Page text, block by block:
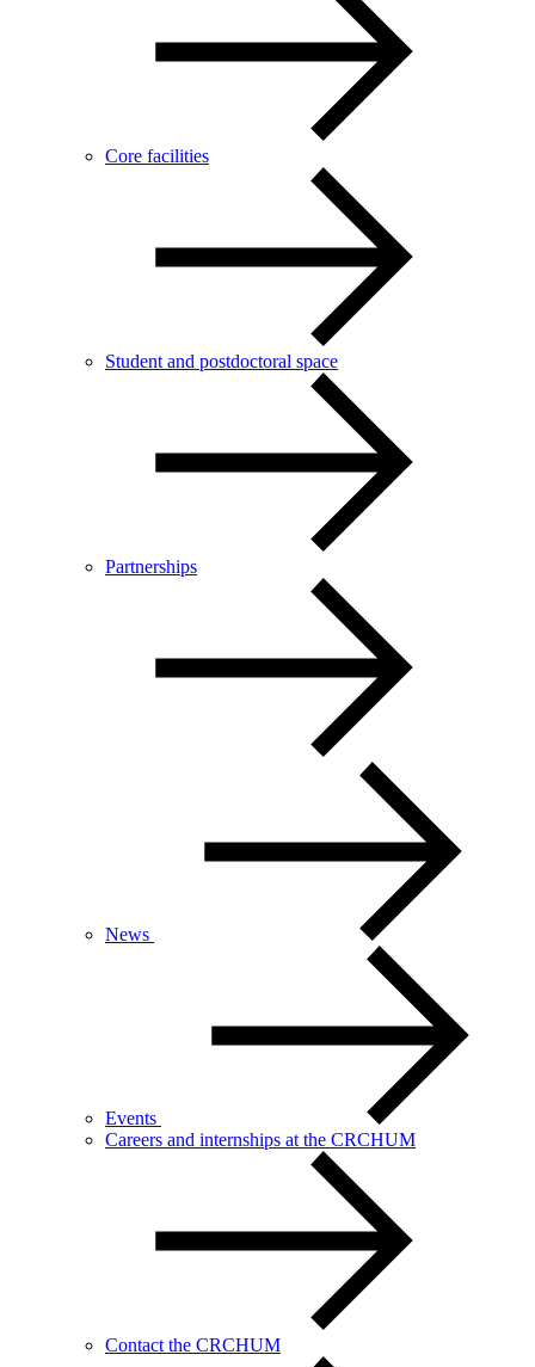
Core facilities
Student and postdoctoral space
Partnerships
News
Events
Careers and internships at the CRCHUM
Contact the CRCHUM